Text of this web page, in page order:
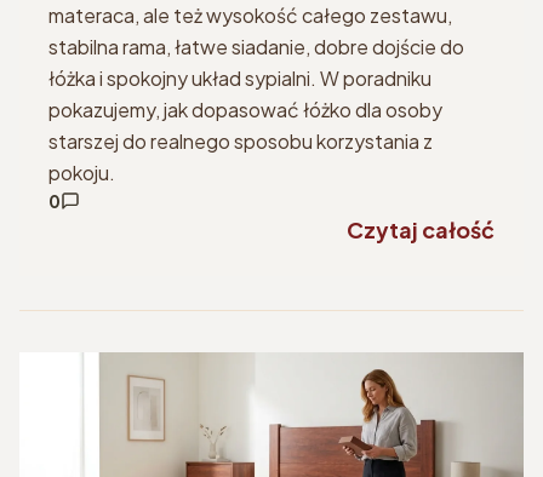
materaca, ale też wysokość całego zestawu,
stabilna rama, łatwe siadanie, dobre dojście do
łóżka i spokojny układ sypialni. W poradniku
pokazujemy, jak dopasować łóżko dla osoby
starszej do realnego sposobu korzystania z
pokoju.
0
Czytaj całość